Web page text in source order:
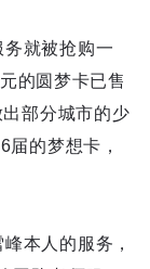
就被抢购一
的圆梦卡已售
部分城市的少
的梦想卡，
本人的服务，